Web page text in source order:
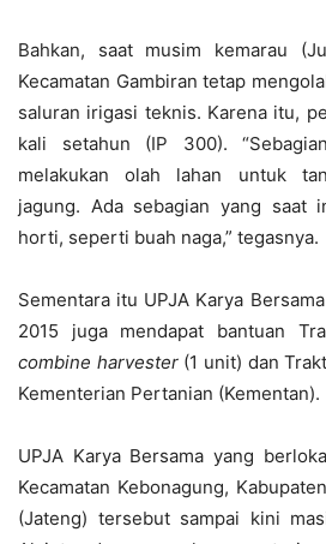
Bahkan, saat musim kemarau
Kecamatan Gambiran tetap
saluran irigasi teknis. Karena itu,
kali setahun (IP 300).
melakukan olah lahan untuk
jagung. Ada sebagian yang saat
horti, seperti buah naga,” tegasnya.
Sementara itu UPJA Karya
2015 juga mendapat bantuan
combine harvester(1 unit) dan
Kementerian Pertanian (Kementan).
UPJA Karya Bersama yang
Kecamatan Kebonagung,
(Jateng) tersebut sampai kini